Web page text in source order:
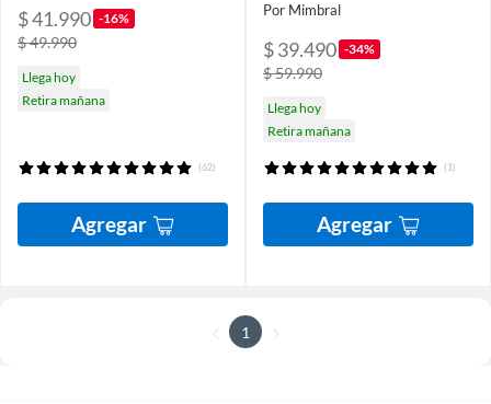
$ 41.990 -16%
$ 49.990
Llega hoy
Retira mañana
(62)
Agregar
Por Mimbral
$ 39.490 -34%
$ 59.990
Llega hoy
Retira mañana
(1)
Agregar
1